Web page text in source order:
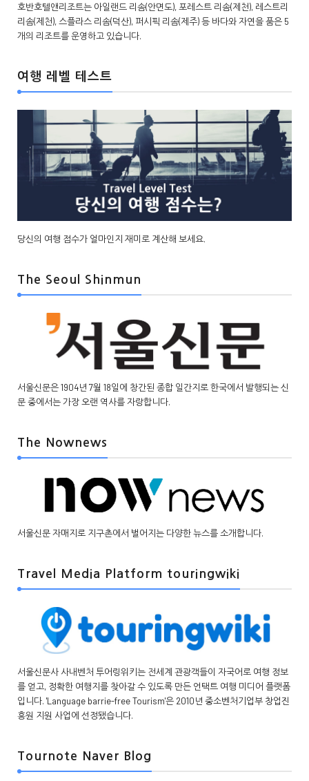
호반호텔앤리조트는 아일랜드 리솜(안면도), 포레스트 리솜(제천), 레스트리
리솜(제천), 스플라스 리솜(덕산), 퍼시픽 리솜(제주) 등 바다와 자연을 품은 5
개의 리조트를 운영하고 있습니다.
여행 레벨 테스트
당신의 여행 점수가 얼마인지 재미로 계산해 보세요.
The Seoul Shinmun
서울신문은 1904년 7월 18일에 창간된 종합 일간지로 한국에서 발행되는 신
문 중에서는 가장 오랜 역사를 자랑합니다.
The Nownews
서울신문 자매지로 지구촌에서 벌어지는 다양한 뉴스를 소개합니다.
Travel Media Platform touringwiki
서울신문사 사내벤처 투어링위키는 전세계 관광객들이 자국어로 여행 정보
를 얻고, 정확한 여행지를 찾아갈 수 있도록 만든 언택트 여행 미디어 플랫폼
입니다. 'Language barrie-free Tourism'은 2010년 중소벤처기업부 창업진
흥원 지원 사업에 선정됐습니다.
Tournote Naver Blog